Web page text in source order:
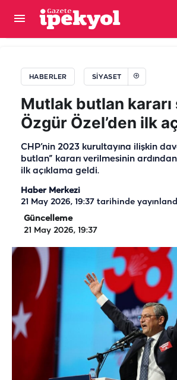
HABERLER SIYASET
Mutlak butlan kararı
Özgür Özel’den ilk
CHP’nin 2023 kurultayına ilişkin
butlan” kararı verilmesinin
ilk açıklama geldi.
Haber Merkezi
21 May 2026, 19:37 tarihinde
Güncelleme
21 May 2026, 19:37
MHP Şanlıurfa’da sürpriz aday! İl